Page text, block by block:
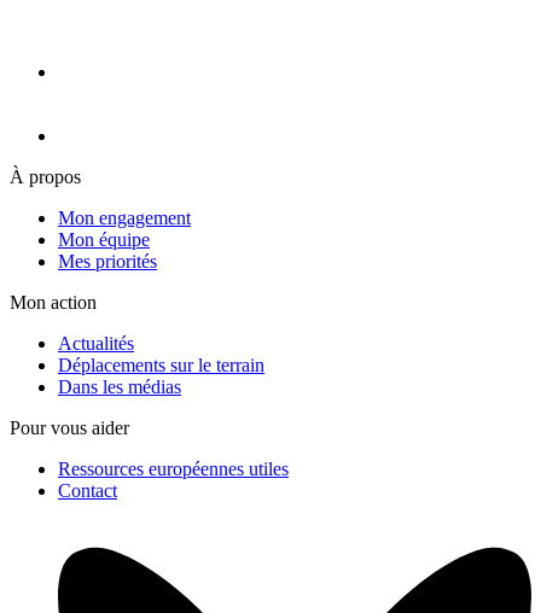
À propos
Mon engagement
Mon équipe
Mes priorités
Mon action
Actualités
Déplacements sur le terrain
Dans les médias
Pour vous aider
Ressources européennes utiles
Contact